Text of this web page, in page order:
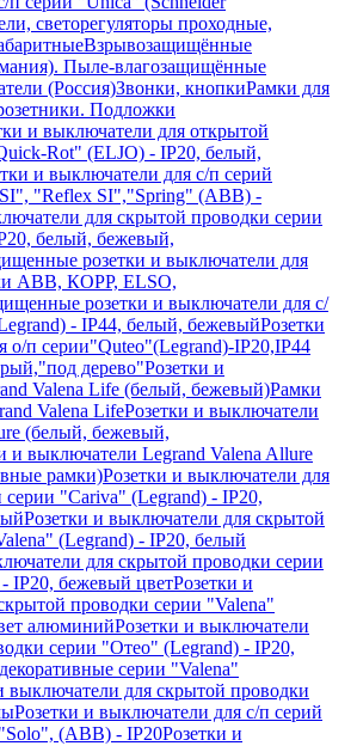
светорегуляторы проходные,
Взрывозащищённые
Пыле-влагозащищённые
(Россия)Звонки, кнопкиРамки для
Подложки
и выключатели для открытой
Rot" (ELJO) - IP20, белый,
и выключатели для с/п серий
"Reflex SI","Spring" (ABB) -
для скрытой проводки серии
белый, бежевый,
розетки и выключатели для
ABB, КОРР, ELSO,
розетки и выключатели для с/
- IP44, белый, бежевыйРозетки
о/п серии"Quteo"(Legrand)-IP20,IP44
дерево"Розетки и
Valena Life (белый, бежевый)Рамки
Valena LifeРозетки и выключатели
(белый, бежевый,
и выключатели Legrand Valena Allure
рамки)Розетки и выключатели для
"Cariva" (Legrand) - IP20,
Розетки и выключатели для скрытой
(Legrand) - IP20, белый
для скрытой проводки серии
IP20, бежевый цветРозетки и
проводки серии "Valena"
алюминийРозетки и выключатели
серии "Oтео" (Legrand) - IP20,
серии "Valena"
выключатели для скрытой проводки
Розетки и выключатели для с/п серий
(ABB) - IP20Розетки и